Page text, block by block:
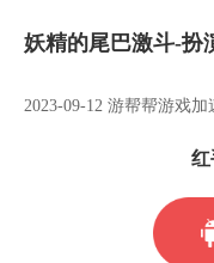
妖精的尾巴激斗-扮
2023-09-12 游帮帮游戏加